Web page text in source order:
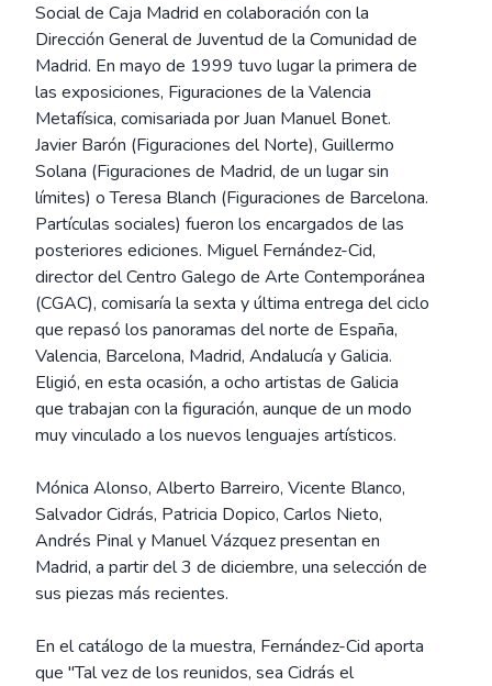
Social de Caja Madrid en colaboración con la
Dirección General de Juventud de la Comunidad de
Madrid. En mayo de 1999 tuvo lugar la primera de
las exposiciones, Figuraciones de la Valencia
Metafísica, comisariada por Juan Manuel Bonet.
Javier Barón (Figuraciones del Norte), Guillermo
Solana (Figuraciones de Madrid, de un lugar sin
límites) o Teresa Blanch (Figuraciones de Barcelona.
Partículas sociales) fueron los encargados de las
posteriores ediciones. Miguel Fernández-Cid,
director del Centro Galego de Arte Contemporánea
(CGAC), comisaría la sexta y última entrega del ciclo
que repasó los panoramas del norte de España,
Valencia, Barcelona, Madrid, Andalucía y Galicia.
Eligió, en esta ocasión, a ocho artistas de Galicia
que trabajan con la figuración, aunque de un modo
muy vinculado a los nuevos lenguajes artísticos.
Mónica Alonso, Alberto Barreiro, Vicente Blanco,
Salvador Cidrás, Patricia Dopico, Carlos Nieto,
Andrés Pinal y Manuel Vázquez presentan en
Madrid, a partir del 3 de diciembre, una selección de
sus piezas más recientes.
En el catálogo de la muestra, Fernández-Cid aporta
que "Tal vez de los reunidos, sea Cidrás el